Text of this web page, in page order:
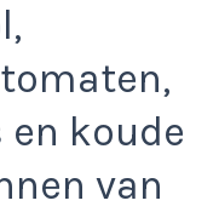
koude
van